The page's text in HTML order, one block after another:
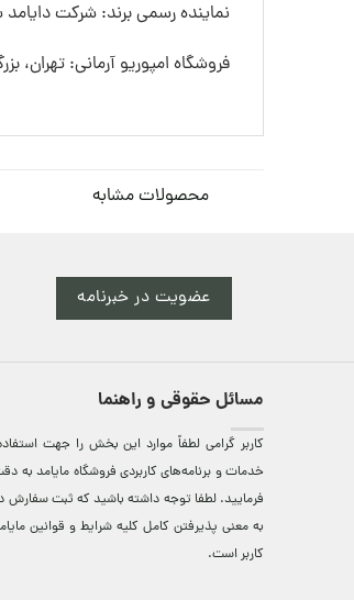
نماینده رسمی برند: شرکت دایامد
فروشگاه امپوریو آرمانی: تهران،
محصولات مشابه
عضویت در خبرنامه
مسائل حقوقی و راهنما
کاربر گرامی لطفاً موارد این بخش را جهت
خدمات و برنامه‌‏های کاربردی فروشگاه مایامد به
فرمایید. لطفا توجه داشته باشید که ثبت سفارش
به معنی پذیرفتن کامل کلیه شرایط و قوانین
کاربر است.